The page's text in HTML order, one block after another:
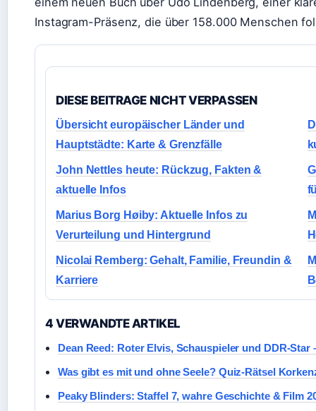
Instagram-Präsenz, die über 158.000 Menschen
DIESE BEITRAGE NICHT VERPASSEN
Übersicht europäischer Länder und
Hauptstädte: Karte & Grenzfälle
John Nettles heute: Rückzug, Fakten &
aktuelle Infos
Marius Borg Høiby: Aktuelle Infos zu
Verurteilung und Hintergrund
Nicolai Remberg: Gehalt, Familie, Freundin &
Karriere
4 VERWANDTE ARTIKEL
Dean Reed: Roter Elvis, Schauspieler und DDR-Star
Was gibt es mit und ohne Seele? Quiz-Rätsel
Peaky Blinders: Staffel 7, wahre Geschichte & Film